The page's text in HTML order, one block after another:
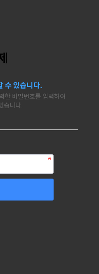
수 있습니다.
한 비밀번호를 입력하여
습니다.